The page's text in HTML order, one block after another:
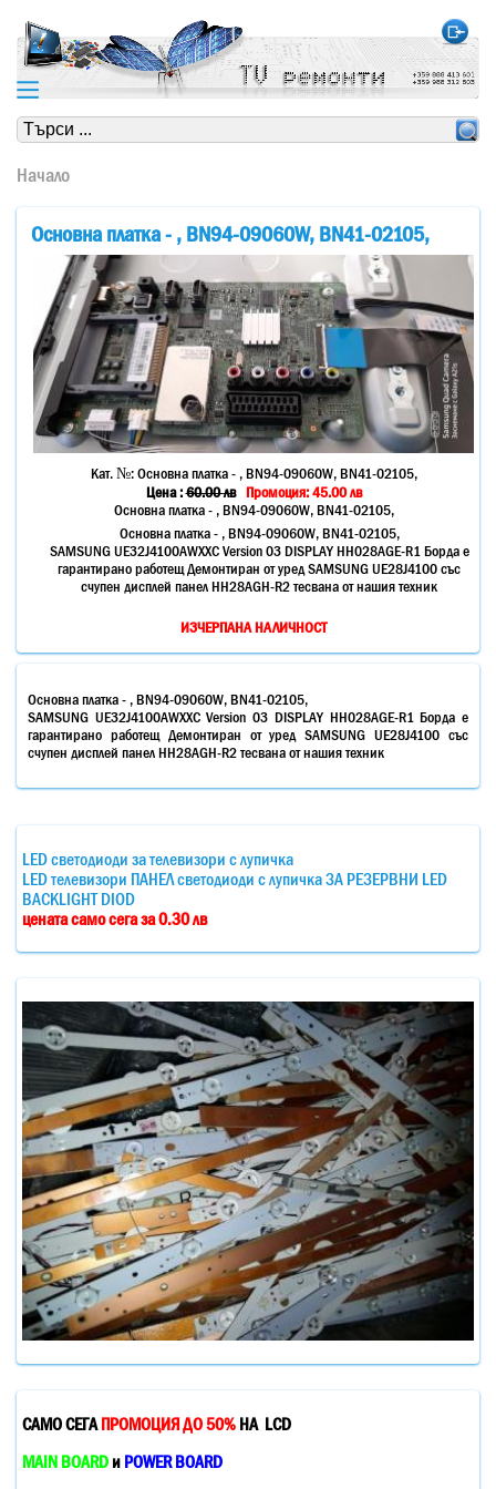
https://www.high-endrolex.com/24
Начало
Основна платка - , BN94-09060W, BN41-02105,
Кат. №:Основна платка - , BN94-09060W, BN41-02105,
Цена :60.00лв Промоция: 45.00 лв
Основна платка - , BN94-09060W, BN41-02105,
Основна платка - , BN94-09060W, BN41-02105,
SAMSUNG UE32J4100AWXXC Version 03 DISPLAY HH028AGE-R1 Борда е
гарантирано работещ Демонтиран от уред SAMSUNG UE28J4100 със
счупен дисплей панел HH28AGH-R2 тесвана от нашия техник
ИЗЧЕРПАНА НАЛИЧНОСТ
Основна платка - , BN94-09060W, BN41-02105,
SAMSUNG UE32J4100AWXXC Version 03 DISPLAY HH028AGE-R1 Борда е
гарантирано работещ Демонтиран от уред SAMSUNG UE28J4100 със
счупен дисплей панел HH28AGH-R2 тесвана от нашия техник
LED светодиоди за телевизори с лупичка
LED телевизори ПАНЕЛ светодиоди с лупичка ЗА РЕЗЕРВНИ LED
BACKLIGHT DIOD
цената само сега за 0.30 лв
САМО СЕГАПРОМОЦИЯ ДО 50% НА LCD
MAIN BOARD и POWER BOARD